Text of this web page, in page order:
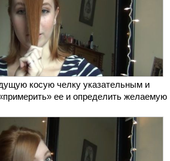
косую челку указательным и
ее и определить желаемую